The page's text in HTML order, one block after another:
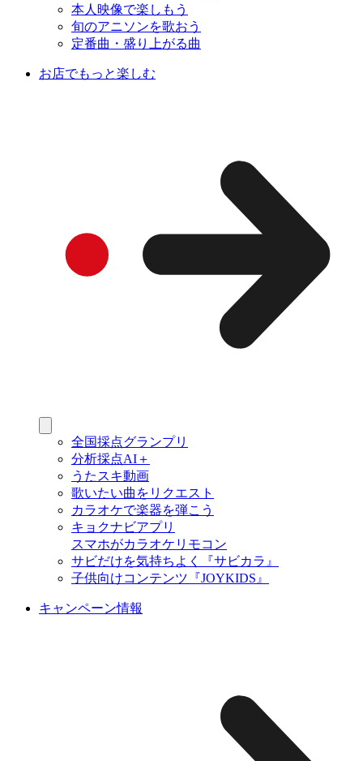
本人映像で楽しもう
旬のアニソンを歌おう
定番曲・盛り上がる曲
お店でもっと楽しむ
全国採点グランプリ
分析採点AI＋
うたスキ動画
歌いたい曲をリクエスト
カラオケで楽器を弾こう
キョクナビアプリ
スマホがカラオケリモコン
サビだけを気持ちよく『サビカラ』
子供向けコンテンツ『JOYKIDS』
キャンペーン情報